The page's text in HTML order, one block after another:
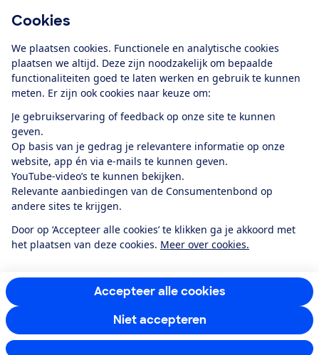
Cookies
We plaatsen cookies. Functionele en analytische cookies
plaatsen we altijd. Deze zijn noodzakelijk om bepaalde
functionaliteiten goed te laten werken en gebruik te kunnen
meten. Er zijn ook cookies naar keuze om:
Je gebruikservaring of feedback op onze site te kunnen
geven.
Op basis van je gedrag je relevantere informatie op onze
website, app én via e-mails te kunnen geven.
YouTube-video’s te kunnen bekijken.
Relevante aanbiedingen van de Consumentenbond op
andere sites te krijgen.
Door op ‘Accepteer alle cookies’ te klikken ga je akkoord met
het plaatsen van deze cookies. Meer over cookies.
Accepteer alle cookies
Niet accepteren
Alles over de
app
Algemene Voorwaarden
Privacyverklaring
Cookiebeleid
Privacyvoorkeuren
Toegankelijkheid
RSS-feed nieuws
Facebook
TwitterInstagram
YoutubeLinkedIn
12.901consumentenbeoordelen de Consumentenbondmet gemiddeld